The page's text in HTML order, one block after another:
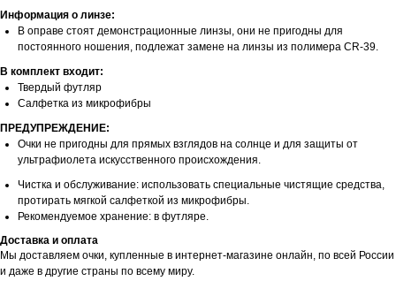
Информация о линзе:
В оправе стоят демонстрационные линзы, они не пригодны для
постоянного ношения, подлежат замене на линзы из полимера CR-39.
В комплект входит:
Твердый футляр
Салфетка из микрофибры
ПРЕДУПРЕЖДЕНИЕ:
Очки не пригодны для прямых взглядов на солнце и для защиты от
ультрафиолета искусственного происхождения.
Чистка и обслуживание: использовать специальные чистящие средства,
протирать мягкой салфеткой из микрофибры.
Рекомендуемое хранение: в футляре.
Доставка и оплата
Мы доставляем очки, купленные в интернет-магазине онлайн, по всей России
и даже в другие страны по всему миру.